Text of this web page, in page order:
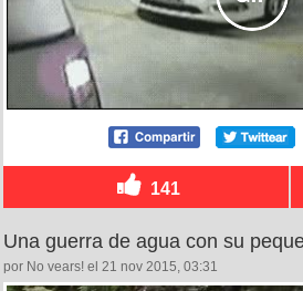
141
Una guerra de agua con su
por No vears! el 21 nov 2015, 03:31